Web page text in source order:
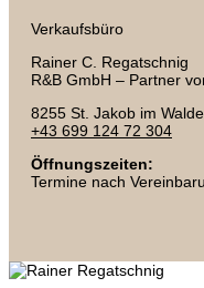
Verkaufsbüro
Rainer C. Regatschnig
R&B GmbH – Partner
8255 St. Jakob im
+43 699 124 72 304
Öffnungszeiten:
Termine nach